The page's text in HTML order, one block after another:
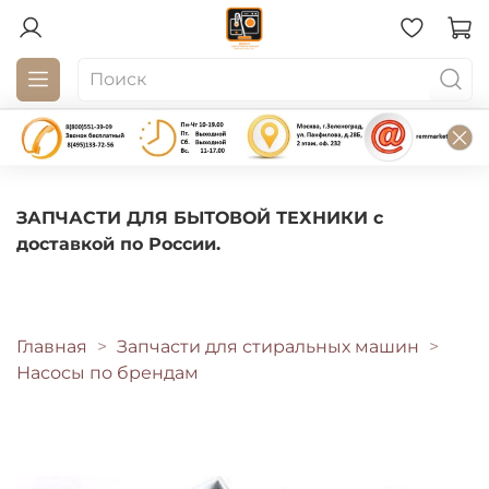
ЗАПЧАСТИ ДЛЯ БЫТОВОЙ ТЕХНИКИ с
доставкой по России.
Главная
Запчасти для стиральных машин
Насосы по брендам